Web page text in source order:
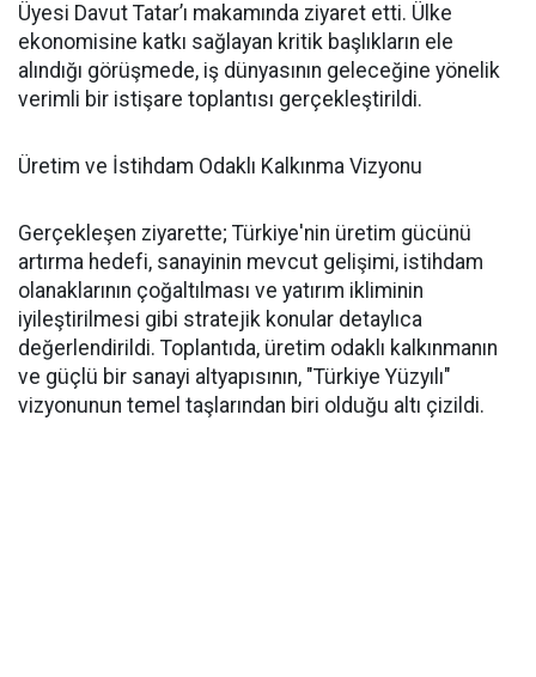
Üyesi Davut Tatar’ı makamında ziyaret etti. Ülke
ekonomisine katkı sağlayan kritik başlıkların ele
alındığı görüşmede, iş dünyasının geleceğine yönelik
verimli bir istişare toplantısı gerçekleştirildi.
Üretim ve İstihdam Odaklı Kalkınma Vizyonu
Gerçekleşen ziyarette; Türkiye'nin üretim gücünü
artırma hedefi, sanayinin mevcut gelişimi, istihdam
olanaklarının çoğaltılması ve yatırım ikliminin
iyileştirilmesi gibi stratejik konular detaylıca
değerlendirildi. Toplantıda, üretim odaklı kalkınmanın
ve güçlü bir sanayi altyapısının, "Türkiye Yüzyılı"
vizyonunun temel taşlarından biri olduğu altı çizildi.